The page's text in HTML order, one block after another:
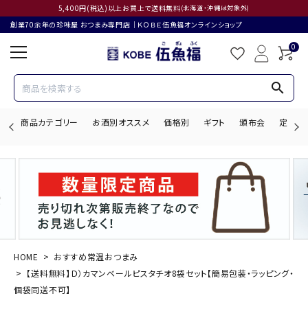
5,400円(税込)以上お買上で送料無料(北海道・沖縄は対象外)
創業70余年の珍味屋 おつまみ専門店│ＫＯＢＥ伍魚福オンラインショップ
0
search
商品カテゴリー お酒別オススメ 価格別 ギフト 頒布会 定期購
search
ACCOUNT MENU
ログイン
HOME
おすすめ常温おつまみ
【送料無料】Ｄ）カマンベールピスタチオ8袋セット【簡易包装・ラッピング・
個袋同送不可】